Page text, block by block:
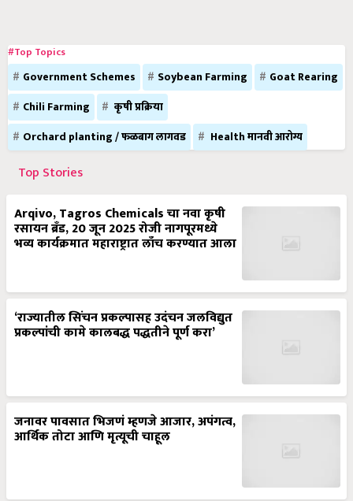
#Top Topics
Government Schemes Soybean Farming
Goat Rearing
Chili Farming
कृषी प्रक्रिया
Orchard planting / फळबाग लागवड
Health मानवी आरोग्य
Top Stories
Arqivo, Tagros Chemicals चा नवा कृषी
रसायन ब्रँड, 20 जून 2025 रोजी नागपूरमध्ये
भव्य कार्यक्रमात महाराष्ट्रात लाँच करण्यात आला
‘राज्यातील सिंचन प्रकल्पासह उदंचन जलविद्युत
प्रकल्पांची कामे कालबद्ध पद्धतीने पूर्ण करा’
जनावर पावसात भिजणं म्हणजे आजार, अपंगत्व,
आर्थिक तोटा आणि मृत्यूची चाहूल